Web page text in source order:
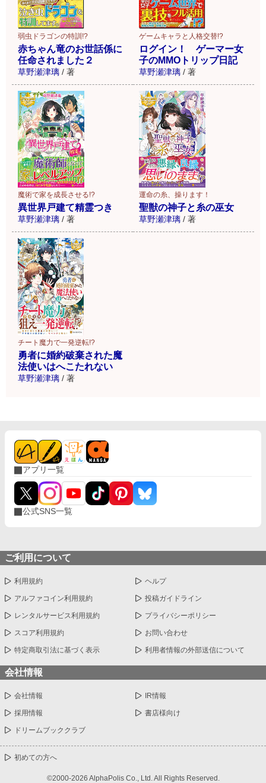
弱虫ドラゴンの特訓!?
赤ちゃん竜のお世話係に
任命されました２
草野瀬津璃 / 著
ゲームキャラと人格交替!?
ログイン！ ゲーマー女
子のMMOトリップ日記
草野瀬津璃 / 著
魔術で家を成長させる!?
異世界戸建て精霊つき
草野瀬津璃 / 著
運命の糸、操ります！
聖獣の神子と糸の巫女
草野瀬津璃 / 著
チート魔力で一発逆転!?
勇者に婚約破棄された魔
法使いはへこたれない
草野瀬津璃 / 著
アプリ一覧
公式SNS一覧
ご利用について
利用規約 ヘルプ
アルファコイン利用規約 投稿ガイドライン
レンタルサービス利用規約 プライバシーポリシー
スコア利用規約 お問い合わせ
特定商取引法に基づく表示 利用者情報の外部送信について
会社情報
会社情報 IR情報
採用情報 書店様向け
ドリームブッククラブ
初めての方へ
©2000-2026 AlphaPolis Co., Ltd. All Rights Reserved.